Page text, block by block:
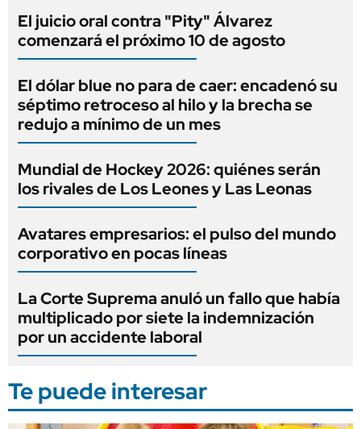
El juicio oral contra "Pity" Álvarez
comenzará el próximo 10 de agosto
El dólar blue no para de caer: encadenó su
séptimo retroceso al hilo y la brecha se
redujo a mínimo de un mes
Mundial de Hockey 2026: quiénes serán
los rivales de Los Leones y Las Leonas
Avatares empresarios: el pulso del mundo
corporativo en pocas líneas
La Corte Suprema anuló un fallo que había
multiplicado por siete la indemnización
por un accidente laboral
Te puede interesar